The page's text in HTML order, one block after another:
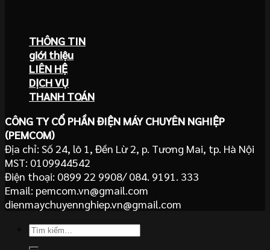
THÔNG TIN
giới thiệu
LIÊN HỆ
DỊCH VỤ
THANH TOÁN
CÔNG TY CỔ PHẦN ĐIỆN MÁY CHUYÊN NGHIỆP
(PEMCOM)
Địa chỉ: Số 24, lô 1, Đền Lừ 2, p. Tương Mai, tp. Hà Nội
MST: 0109944542
Điện thoại: 0899 22 9908/ 084. 9191. 333
Email: pemcom.vn@gmail.com
dienmaychuyennghiep.vn@gmail.com
Tìm